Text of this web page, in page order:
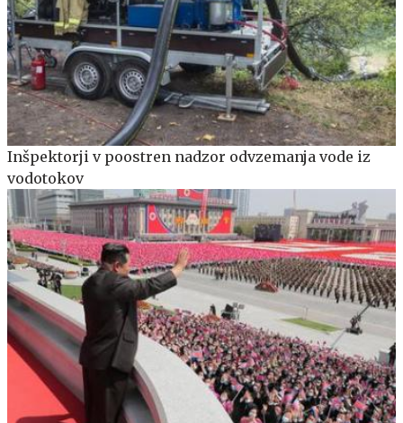
Inšpektorji v poostren nadzor odvzemanja vode iz
vodotokov